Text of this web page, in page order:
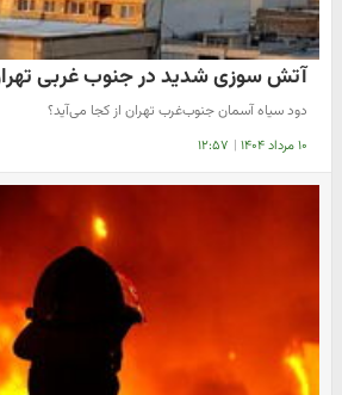
آتش سوزی شدید در جنوب غربی
دود سیاه آسمان جنوب‌غرب تهران از کجا می‌آید؟
۱۰ مرداد ۱۴۰۴ | ۱۲:۵۷